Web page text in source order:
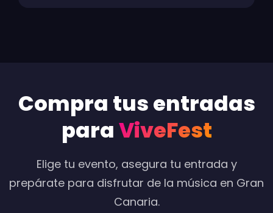
Compra tus entradas
paraViveFest
Elige tu evento, asegura tu entrada y
prepárate para disfrutar de la música en Gran
Canaria.